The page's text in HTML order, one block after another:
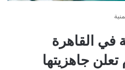
في القاهرة
تعلن جاهزيتها